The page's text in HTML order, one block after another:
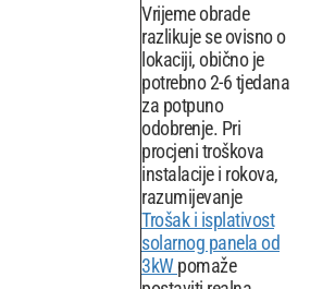
Vrijeme obrade
razlikuje se ovisno o
lokaciji, obično je
potrebno 2-6 tjedana
za potpuno
odobrenje. Pri
procjeni troškova
instalacije i rokova,
razumijevanje
Trošak i isplativost
solarnog panela od
3kWpomaže